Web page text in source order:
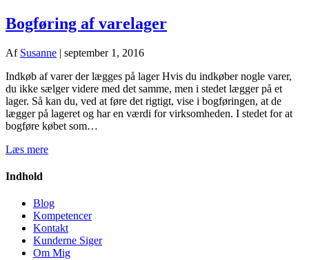
Bogføring af varelager
Af Susanne | september 1, 2016
Indkøb af varer der lægges på lager Hvis du indkøber nogle varer,
du ikke sælger videre med det samme, men i stedet lægger på et
lager. Så kan du, ved at føre det rigtigt, vise i bogføringen, at de
lægger på lageret og har en værdi for virksomheden. I stedet for at
bogføre købet som…
Læs mere
Indhold
Blog
Kompetencer
Kontakt
Kunderne Siger
Om Mig